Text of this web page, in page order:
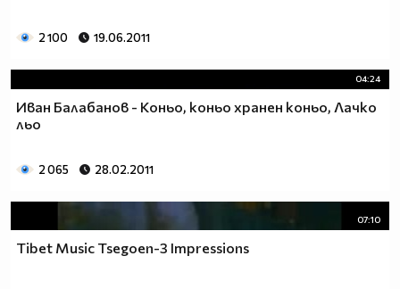
2 100 19.06.2011
04:24
Иван Балабанов - Коньо, коньо хранен коньо, Лачко
льо
2 065 28.02.2011
07:10
Tibet Music Tsegoen-3 Impressions